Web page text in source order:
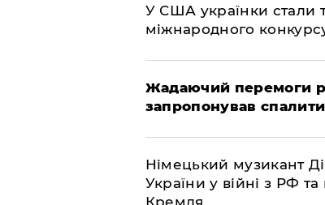
У США українки стали
міжнародного
Жадаючий перемоги
запропонував
Німецький музикант
України у війні з РФ